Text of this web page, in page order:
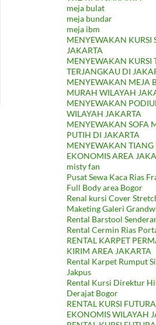
meja bulat
meja bundar
meja ibm
MENYEWAKAN KURSI
JAKARTA
MENYEWAKAN KURSI
TERJANGKAU DI
MENYEWAKAN MEJA
MURAH WILAYAH
MENYEWAKAN
WILAYAH JAKARTA
MENYEWAKAN SOFA
PUTIH DI JAKARTA
MENYEWAKAN TIANG
EKONOMIS AREA
misty fan
Pusat Sewa Kaca Rias
Full Body area Bogor
Renal kursi Cover
Maketing Galeri
Rental Barstool
Rental Cermin Rias
RENTAL KARPET
KIRIM AREA JAKARTA
Rental Karpet Rumput
Jakpus
Rental Kursi Direktur
Derajat Bogor
RENTAL KURSI
EKONOMIS WILAYAH